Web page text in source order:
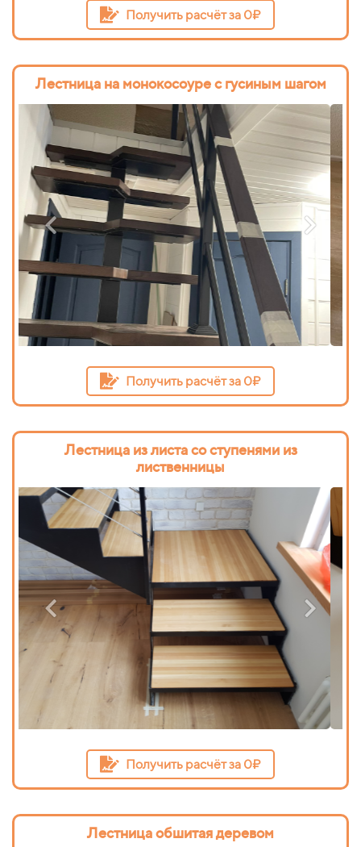
Получить расчёт за 0₽
Лестница на монокосоуре с гусиным шагом
Получить расчёт за 0₽
Лестница из листа со ступенями из
лиственницы
Получить расчёт за 0₽
Лестница обшитая деревом